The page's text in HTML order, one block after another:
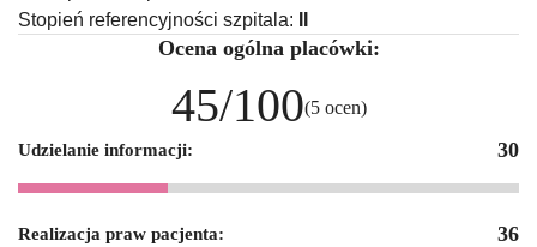
Stopień referencyjności szpitala:
Ocena ogólna placówki:
45/100(5 ocen)
Udzielanie informacji: 30
Realizacja praw pacjenta: 36